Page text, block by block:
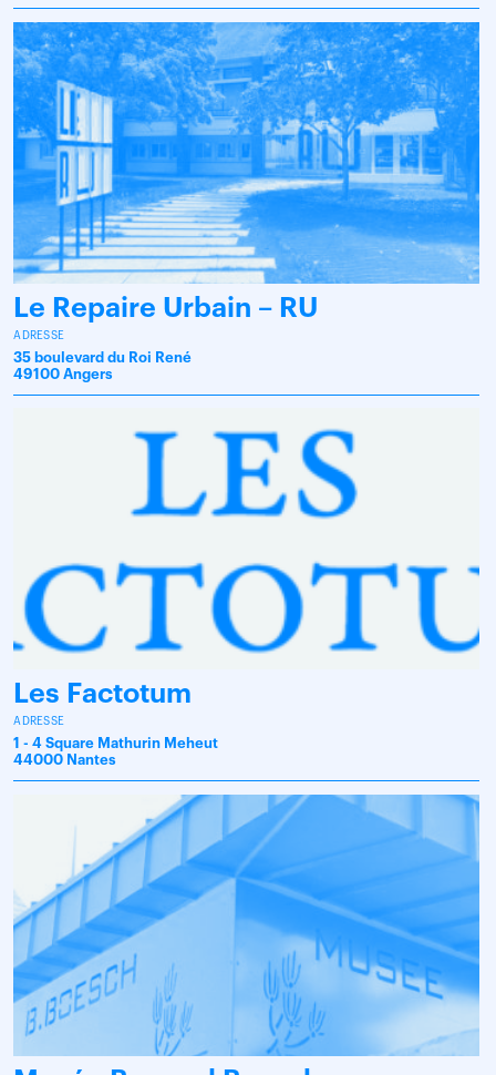
Le Repaire Urbain – RU
ADRESSE
35 boulevard du Roi René
49100 Angers
Les Factotum
ADRESSE
1 - 4 Square Mathurin Meheut
44000 Nantes